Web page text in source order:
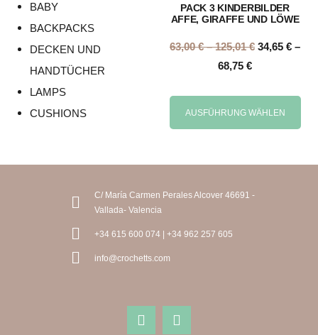
BABY
BACKPACKS
DECKEN UND
HANDTÜCHER
LAMPS
CUSHIONS
PACK 3 KINDERBILDER
AFFE, GIRAFFE UND LÖWE
63,00€ –125,01€ 34,65 € –
68,75 €
AUSFÜHRUNG WÄHLEN
C/ María Carmen Perales Alcover 46691 -
Vallada- Valencia
+34 615 600 074 | +34 962 257 605
info@crochetts.com